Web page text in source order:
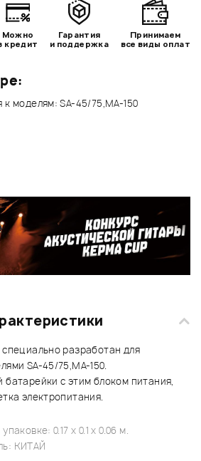
моделям: SA-45/75,MA-150
Можно
кредит
Гарантия
и поддержка
Принимаем
все виды оплат
разработан для
SA-45/75,MA-150.
батарейки с этим блоком питания,
электропитания.
0.17 x 0.1 x 0.06 м.
КИТАЙ